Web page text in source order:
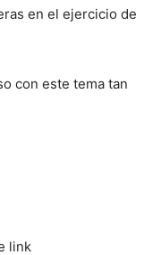
en el ejercicio de
con este tema tan
link